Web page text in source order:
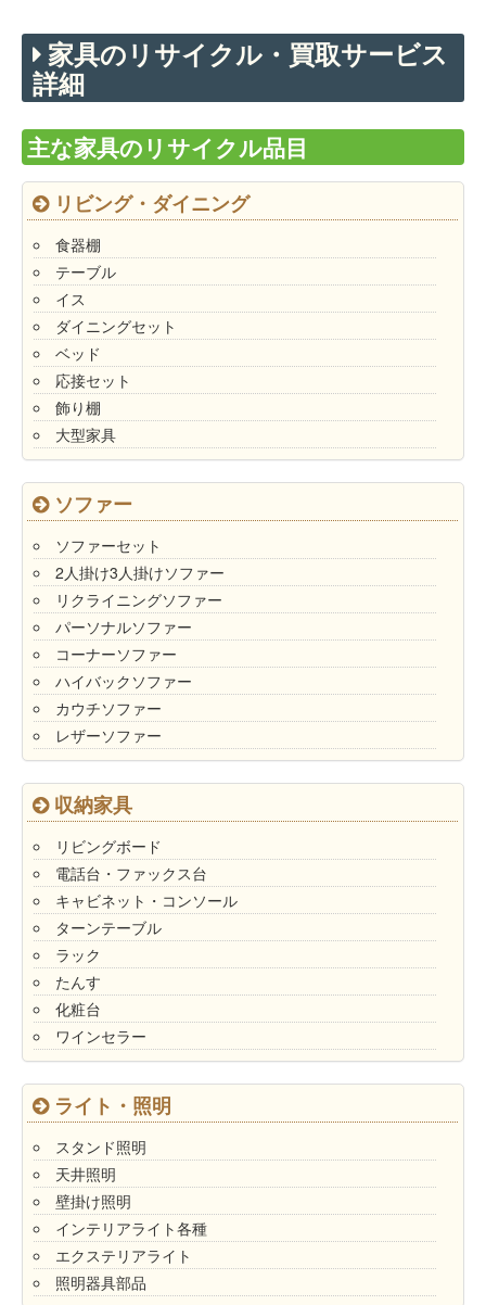
家具のリサイクル・買取サービス
詳細
主な家具のリサイクル品目
リビング・ダイニング
食器棚
テーブル
イス
ダイニングセット
ベッド
応接セット
飾り棚
大型家具
ソファー
ソファーセット
2人掛け3人掛けソファー
リクライニングソファー
パーソナルソファー
コーナーソファー
ハイバックソファー
カウチソファー
レザーソファー
収納家具
リビングボード
電話台・ファックス台
キャビネット・コンソール
ターンテーブル
ラック
たんす
化粧台
ワインセラー
ライト・照明
スタンド照明
天井照明
壁掛け照明
インテリアライト各種
エクステリアライト
照明器具部品